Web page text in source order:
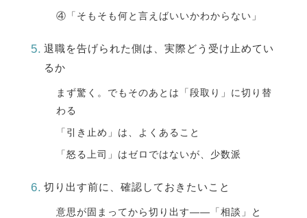
④「そもそも何と言えばいいかわからない」
退職を告げられた側は、実際どう受け止めてい
るか
まず驚く。でもそのあとは「段取り」に切り替
わる
「引き止め」は、よくあること
「怒る上司」はゼロではないが、少数派
切り出す前に、確認しておきたいこと
意思が固まってから切り出す——「相談」と